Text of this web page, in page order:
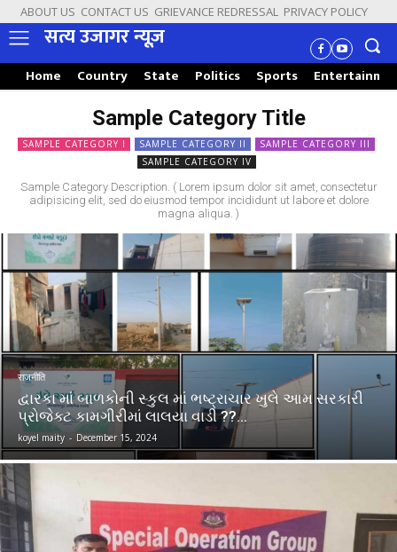
ABOUT US CONTACT US GRIEVANCE REDRESSAL PRIVACY POLICY
सत्य उजागर न्यूज़
Home Country State Politics Sports
Sample Category Title
SAMPLE CATEGORY I SAMPLE CATEGORY II
SAMPLE CATEGORY III
SAMPLE CATEGORY IV
Sample Category Description. ( Lorem ipsum dolor sit amet, consectetur
adipisicing elit, sed do eiusmod tempor incididunt ut labore et dolore
magna aliqua. )
राजनीति
દ્વારકા માં બાળકોની સ્કુલ માં ભષ્ટ્રાચાર ખુલે આમ સરકારી
પ્રોજેક્ટ કામગીરીમાં લાલયા વાડી ??…
koyel maity - December 15, 2024